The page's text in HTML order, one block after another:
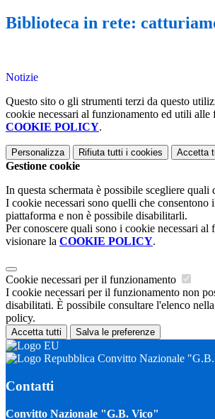
Biblioteca in rete:
Notizie
Questo sito o gli strumenti terzi da questo
cookie necessari al funzionamento ed utili alle
COOKIE POLICY.
Personalizza Rifiuta tutti i cookies Accetta
Gestione cookie
In questa schermata è possibile scegliere quali
I cookie necessari sono quelli che consentono
piattaforma e non è possibile disabilitarli.
Per conoscere quali sono i cookie necessari al
visionare la COOKIE POLICY.
Cookie necessari per il funzionamento
I cookie necessari per il funzionamento non
disabilitati. È possibile consultare l'elenco
policy.
Accetta tutti Salva le preferenze
Convitto Nazionale
Contatti
Convitto Nazionale "G.B. Vico"